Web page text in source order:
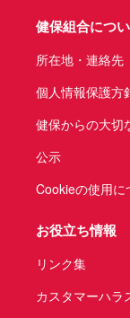
健保組合につ
所在地・連絡先
個人情報保護方
健保からの大切
公示
Cookieの使用に
お役立ち情報
リンク集
カスタマーハラ